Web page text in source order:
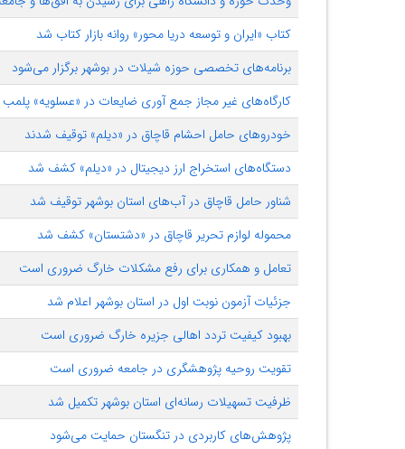
کتاب «ایران و توسعه دریا محور» روانه بازار کتاب شد
برنامه‌های تخصصی حوزه شیلات در بوشهر برگزار می‌شود
کارگاه‌های غیر مجاز جمع آوری ضایعات در «عسلویه»
خودروهای حامل احشام قاچاق در «دیلم» توقیف شدند
دستگاه‌های استخراج ارز دیجیتال در «دیلم» کشف شد
شناور حامل قاچاق در آب‌های استان بوشهر توقیف شد
محموله لوازم تحریر قاچاق در «دشتستان» کشف شد
تعامل و همکاری برای رفع مشکلات خارگ ضروری است
جزئیات آزمون نوبت اول در استان بوشهر اعلام شد
بهبود کیفیت تردد اهالی جزیره خارگ ضروری است
تقویت روحیه پژوهشگری در جامعه ضروری است
ظرفیت تسهیلات رسانه‌ای استان بوشهر تکمیل شد
پژوهش‌های کاربردی در تنگستان حمایت می‌شود